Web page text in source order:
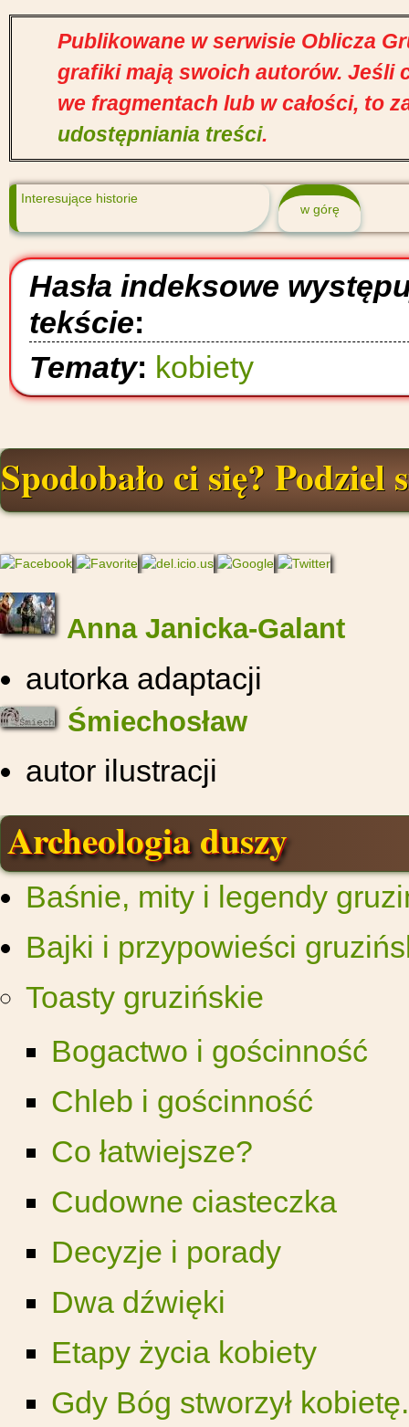
Publikowane w serwisie Oblicza
grafiki mają swoich autorów. Jeśli
we fragmentach lub w całości, to
udostępniania treści.
Interesujące historie
w górę
Hasła indeksowe
tekście:
Tematy: kobiety
Spodobało ci się? Podziel
Anna Janicka-Galant
autorka adaptacji
Śmiechosław
autor ilustracji
Archeologia duszy
Baśnie, mity i legendy
Bajki i przypowieści
Toasty gruzińskie
Bogactwo i gościnność
Chleb i gościnność
Co łatwiejsze?
Cudowne ciasteczka
Decyzje i porady
Dwa dźwięki
Etapy życia kobiety
Gdy Bóg stworzył